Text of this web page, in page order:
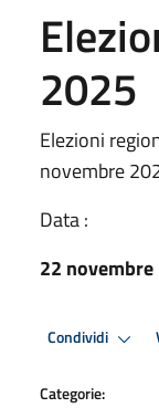
2025
Elezioni
novembre
Data :
22
Condividi
Categorie: